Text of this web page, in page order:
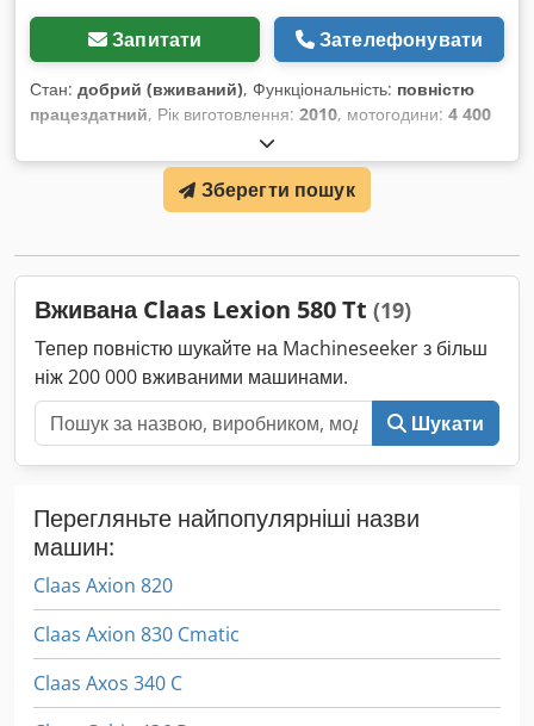
Запитати Зателефонувати
Стан: добрий (вживаний), Функціональність: повністю
працездатний, Рік виготовлення: 2010, мотогодини: 4 400
55,16 кВт (75,00 к.с.)
транспортного засобу:A2204DAA2203584, Обладнання:
, Гідравлічний реверсор, без кондиціонера,
навантажувач FL80 Dcodpfx Asy Eq Upsb Isk
Зберегти пошук
Вживана Claas Lexion 580 Tt (19)
Тепер повністю шукайте на Machineseeker з більш
ніж 200 000 вживаними машинами.
Шукати
Перегляньте найпопулярніші назви
машин:
Claas Axion 820
Claas Axion 830 Cmatic
Claas Axos 340 C